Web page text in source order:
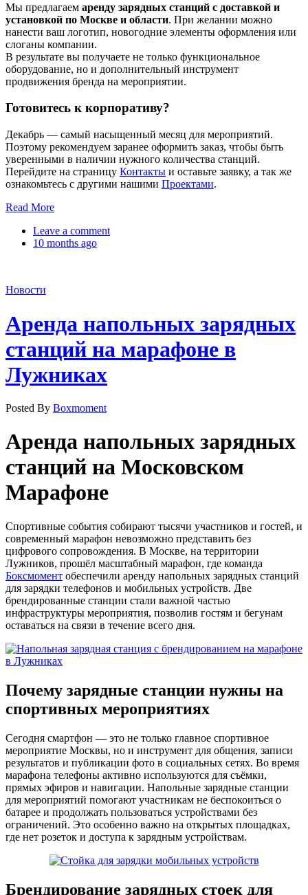
Мы предлагаем аренду зарядных станций с доставкой и
установкой по Москве и области. При желании можно
нанести ваш логотип, новогодние элементы оформления или
слоганы компании.
В результате вы получаете не только функциональное
оборудование, но и дополнительный инструмент
продвижения бренда на мероприятии.
Готовитесь к корпоративу?
Декабрь — самый насыщенный месяц для мероприятий.
Поэтому рекомендуем заранее оформить заказ, чтобы быть
уверенными в наличии нужного количества станций.
Перейдите на страницу Контакты и оставьте заявку, а так же
ознакомьтесь с другими нашими Проектами.
Read More
Leave a comment
10 months ago
Новости
Аренда напольных зарядных
станций на марафоне в
Лужниках
Posted By Boxmoment
Аренда напольных зарядных
станций на Московском
Марафоне
Спортивные события собирают тысячи участников и гостей, и
современный марафон невозможно представить без
цифрового сопровождения. В Москве, на территории
Лужников, прошёл масштабный марафон, где команда
Боксмомент обеспечили аренду напольных зарядных станций
для зарядки телефонов и мобильных устройств. Две
брендированные станции стали важной частью
инфраструктуры мероприятия, позволив гостям и бегунам
оставаться на связи в течение всего дня.
Почему зарядные станции нужны на
спортивных мероприятиях
Сегодня смартфон — это не только главное спортивное
мероприятие Москвы, но и инструмент для общения, записи
результатов и публикации фото в социальных сетях. Во время
марафона телефоны активно используются для съёмки,
прямых эфиров и навигации. Напольные зарядные станции
для мероприятий помогают участникам не беспокоиться о
батарее и продолжать пользоваться устройствами без
ограничений. Это особенно важно на открытых площадках,
где нет розеток и доступа к зарядным устройствам.
Брендирование зарядных стоек для